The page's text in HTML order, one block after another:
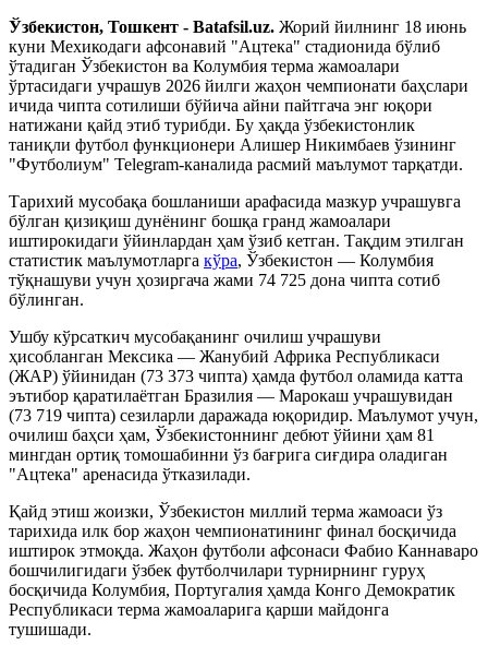
Ўзбекистон, Тошкент - Batafsil.uz. Жорий йилнинг 18 июнь
куни Мехикодаги афсонавий "Ацтека" стадионида бўлиб
ўтадиган Ўзбекистон ва Колумбия терма жамоалари
ўртасидаги учрашув 2026 йилги жаҳон чемпионати баҳслари
ичида чипта сотилиши бўйича айни пайтгача энг юқори
натижани қайд этиб турибди. Бу ҳақда ўзбекистонлик
таниқли футбол функционери Алишер Никимбаев ўзининг
"Футболиум" Telegram-каналида расмий маълумот тарқатди.
Тарихий мусобақа бошланиши арафасида мазкур учрашувга
бўлган қизиқиш дунёнинг бошқа гранд жамоалари
иштирокидаги ўйинлардан ҳам ўзиб кетган. Тақдим этилган
статистик маълумотларга кўра, Ўзбекистон — Колумбия
тўқнашуви учун ҳозиргача жами 74 725 дона чипта сотиб
бўлинган.
Ушбу кўрсаткич мусобақанинг очилиш учрашуви
ҳисобланган Мексика — Жанубий Африка Республикаси
(ЖАР) ўйинидан (73 373 чипта) ҳамда футбол оламида катта
эътибор қаратилаётган Бразилия — Марокаш учрашувидан
(73 719 чипта) сезиларли даражада юқоридир. Маълумот учун,
очилиш баҳси ҳам, Ўзбекистоннинг дебют ўйини ҳам 81
мингдан ортиқ томошабинни ўз бағрига сиғдира оладиган
"Ацтека" аренасида ўтказилади.
Қайд этиш жоизки, Ўзбекистон миллий терма жамоаси ўз
тарихида илк бор жаҳон чемпионатининг финал босқичида
иштирок этмоқда. Жаҳон футболи афсонаси Фабио Каннаваро
бошчилигидаги ўзбек футболчилари турнирнинг гуруҳ
босқичида Колумбия, Португалия ҳамда Конго Демократик
Республикаси терма жамоаларига қарши майдонга
тушишади.